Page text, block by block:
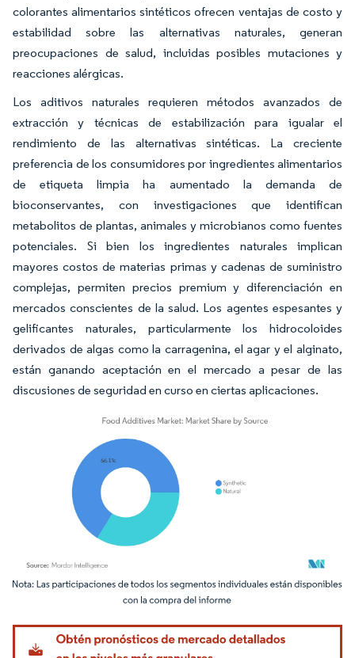
colorantes alimentarios sintéticos ofrecen ventajas de costo y
estabilidad sobre las alternativas naturales, generan
preocupaciones de salud, incluidas posibles mutaciones y
reacciones alérgicas.
Los aditivos naturales requieren métodos avanzados de
extracción y técnicas de estabilización para igualar el
rendimiento de las alternativas sintéticas. La creciente
preferencia de los consumidores por ingredientes alimentarios
de etiqueta limpia ha aumentado la demanda de
bioconservantes, con investigaciones que identifican
metabolitos de plantas, animales y microbianos como fuentes
potenciales. Si bien los ingredientes naturales implican
mayores costos de materias primas y cadenas de suministro
complejas, permiten precios premium y diferenciación en
mercados conscientes de la salud. Los agentes espesantes y
gelificantes naturales, particularmente los hidrocoloides
derivados de algas como la carragenina, el agar y el alginato,
están ganando aceptación en el mercado a pesar de las
discusiones de seguridad en curso en ciertas aplicaciones.
Imagen © Mordor Intelligence. El uso requiere atribución según CC BY 4.0.